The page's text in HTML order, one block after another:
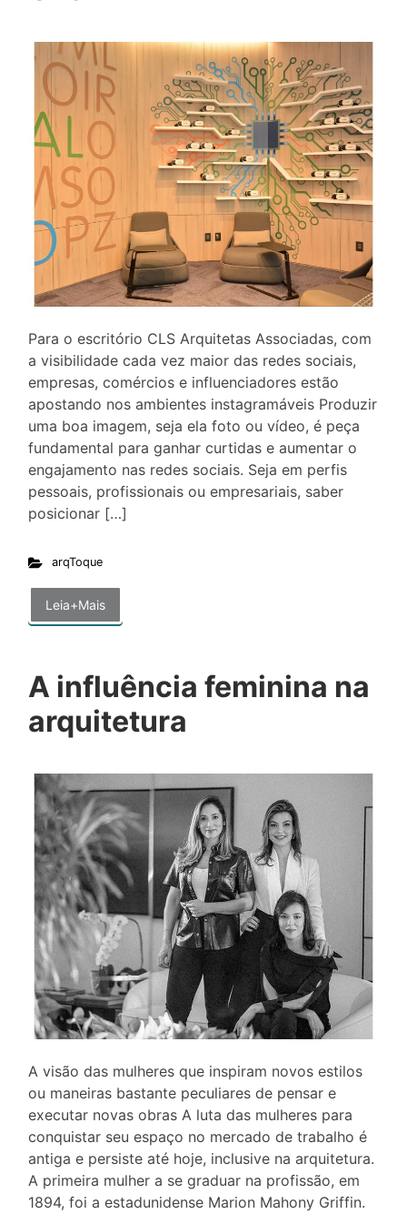
Para o escritório CLS Arquitetas Associadas, com
a visibilidade cada vez maior das redes sociais,
empresas, comércios e influenciadores estão
apostando nos ambientes instagramáveis Produzir
uma boa imagem, seja ela foto ou vídeo, é peça
fundamental para ganhar curtidas e aumentar o
engajamento nas redes sociais. Seja em perfis
pessoais, profissionais ou empresariais, saber
posicionar […]
arqToque
Leia+Mais
A influência feminina na
arquitetura
A visão das mulheres que inspiram novos estilos
ou maneiras bastante peculiares de pensar e
executar novas obras A luta das mulheres para
conquistar seu espaço no mercado de trabalho é
antiga e persiste até hoje, inclusive na arquitetura.
A primeira mulher a se graduar na profissão, em
1894, foi a estadunidense Marion Mahony Griffin.